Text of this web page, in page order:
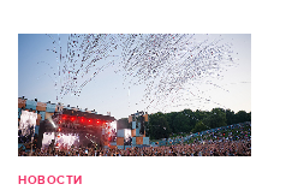
НОВОСТИ